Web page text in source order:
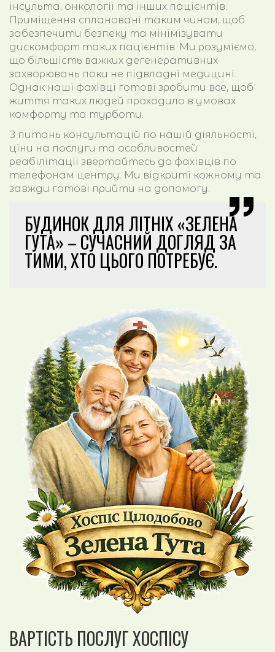
інсульта, онкології та інших пацієнтів.
Приміщення сплановані таким чином, щоб
забезпечити безпеку та мінімізувати
дискомфорт таких пацієнтів. Ми розуміємо,
що більшість важких дегенеративних
захворювань поки не підвладні медицині.
Однак наші фахівці готові зробити все, щоб
життя таких людей проходило в умовах
комфорту та турботи.
З питань консультацій по нашій діяльності,
ціни на послуги та особливостей
реабілітації звертайтесь до фахівців по
телефонам центру. Ми відкриті кожному та
завжди готові прийти на допомогу.
БУДИНОК ДЛЯ ЛІТНІХ «ЗЕЛЕНА
ГУТА» – СУЧАСНИЙ ДОГЛЯД ЗА
ТИМИ, ХТО ЦЬОГО ПОТРЕБУЄ.
ВАРТІСТЬ ПОСЛУГ ХОСПІСУ